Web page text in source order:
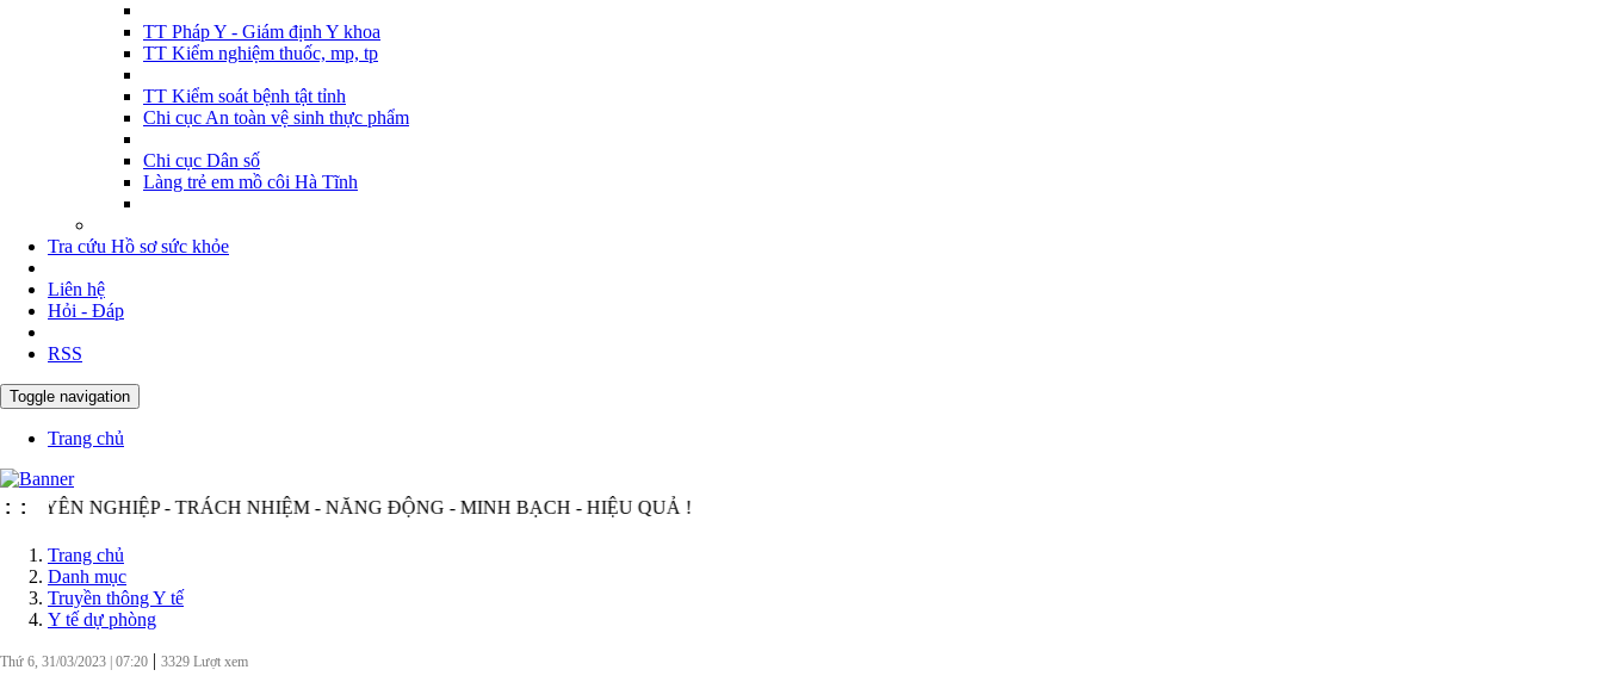
TT Pháp Y - Giám định Y khoa
TT Kiểm nghiệm thuốc, mp, tp
TT Kiểm soát bệnh tật tỉnh
Chi cục An toàn vệ sinh thực phẩm
Chi cục Dân số
Làng trẻ em mồ côi Hà Tĩnh
Tra cứu Hồ sơ sức khỏe
Liên hệ
Hỏi - Đáp
RSS
Toggle navigation
Trang chủ
: :
NGHIỆP - TRÁCH NHIỆM - NĂNG ĐỘNG - MINH BẠCH - HIỆU QUẢ !
Trang chủ
Danh mục
Truyền thông Y tế
Y tế dự phòng
Thứ 6, 31/03/2023 07:20 | 3329 Lượt xem